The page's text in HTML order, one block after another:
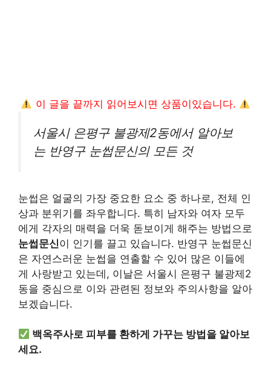
이 글을 끝까지 읽어보시면 상품이있습니다.
서울시 은평구 불광제2동에서 알아보
는 반영구 눈썹문신의 모든 것
눈썹은 얼굴의 가장 중요한 요소 중 하나로, 전체 인
상과 분위기를 좌우합니다. 특히 남자와 여자 모두
에게 각자의 매력을 더욱 돋보이게 해주는 방법으로
눈썹문신이 인기를 끌고 있습니다. 반영구 눈썹문신
은 자연스러운 눈썹을 연출할 수 있어 많은 이들에
게 사랑받고 있는데, 이날은 서울시 은평구 불광제2
동을 중심으로 이와 관련된 정보와 주의사항을 알아
보겠습니다.
백옥주사로 피부를 환하게 가꾸는 방법을 알아보
세요.